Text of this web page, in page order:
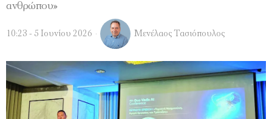
ανθρώπου»
10:23 - 5 Ιουνίου 2026 Μενέλαος Τασιόπουλος